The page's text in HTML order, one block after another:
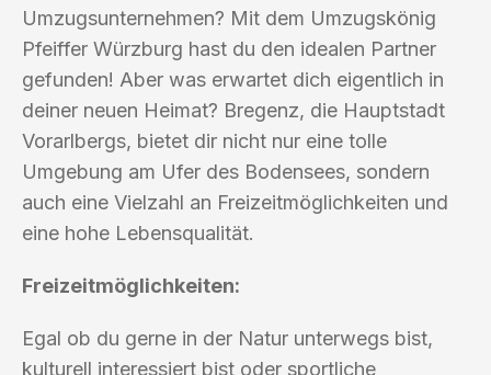
Umzugsunternehmen? Mit dem Umzugskönig
Pfeiffer Würzburg hast du den idealen Partner
gefunden! Aber was erwartet dich eigentlich in
deiner neuen Heimat? Bregenz, die Hauptstadt
Vorarlbergs, bietet dir nicht nur eine tolle
Umgebung am Ufer des Bodensees, sondern
auch eine Vielzahl an Freizeitmöglichkeiten und
eine hohe Lebensqualität.
Freizeitmöglichkeiten:
Egal ob du gerne in der Natur unterwegs bist,
kulturell interessiert bist oder sportliche